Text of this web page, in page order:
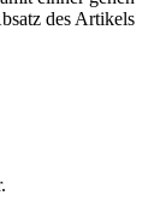
des Artikels